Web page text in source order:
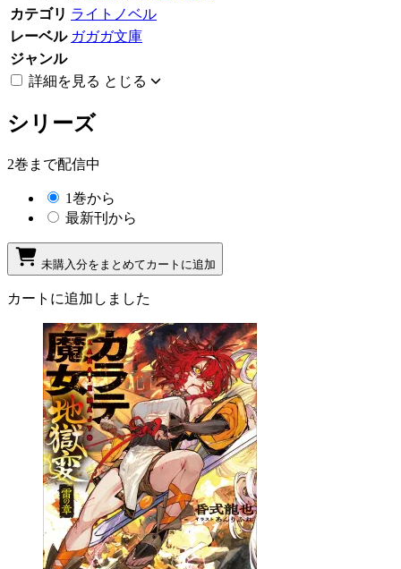
カテゴリ ライトノベル
レーベル ガガガ文庫
ジャンル
詳細を見る とじる
シリーズ
2巻まで配信中
1巻から
最新刊から
未購入分をまとめてカートに追加
カートに追加しました